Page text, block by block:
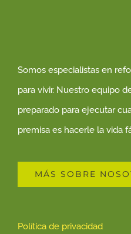
Somos especialistas en
para vivir. Nuestro equipo
preparado para ejecutar
premisa es hacerle la vida
MÁS SOBRE
Política de privacidad